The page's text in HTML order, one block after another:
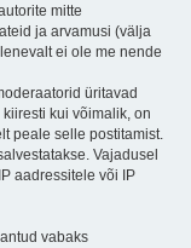
mitte
ja arvamusi (välja
ei ole me nende
üritavad
kui võimalik, on
peale selle postitamist.
Vajadusel
aadressitele või IP
vabaks